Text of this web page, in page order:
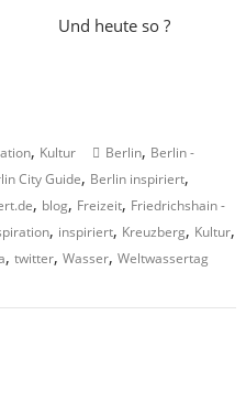
Und heute so ?
, Kultur Berlin, Berlin -
City Guide, Berlin inspiriert,
, blog, Freizeit, Friedrichshain -
, inspiriert, Kreuzberg, Kultur,
,twitter,Wasser,Weltwassertag